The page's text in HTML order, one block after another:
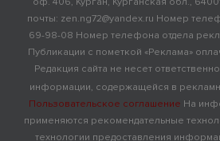
почты: zen.ng72@yandex.ru Номер
69-98-08 Номер телефона отдела
Публикации с пометкой «Реклама»
Редакция сайта не несет
информации, содержащейся в
Пользовательское соглашение На
применяются рекомендательные
технологии предоставления